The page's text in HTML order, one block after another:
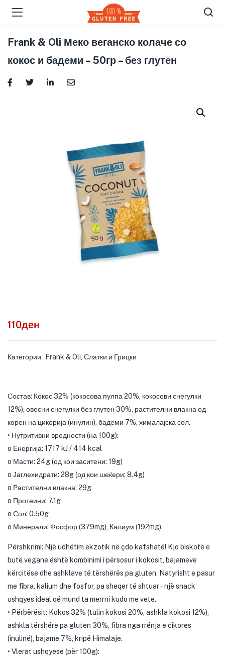
Frank & Oli Меко веганско колаче со
кокос и бадеми – 50гр – без глутен
110ден
Категории Frank & Oli Слатки и Грицки
Состав: Кокос 32% (кокосова пулпа 20%, кокосови снегулки
12%), овесни снегулки без глутен 30%, растителни влакна од
корен на цикорија (инулин), бадеми 7%, хималајска сол.
• Нутритивни вредности (на 100g):
o Енергија: 1717 kJ / 414 kcal
o Масти: 24g (од кои заситени: 19g)
o Јаглехидрати: 28g (од кои шеќери: 8.4g)
o Растителни влакна: 29g
o Протеини: 7.1g
o Сол: 0.50g
o Минерали: Фосфор (379mg), Калиум (192mg).
Përshkrimi: Një udhëtim ekzotik në çdo kafshatë! Kjo biskotë e
butë vegane është kombinimi i përsosur i kokosit, bajameve
kërcitëse dhe ashklave të tërshërës pa gluten. Natyrisht e pasur
me fibra, kalium dhe fosfor, pa sheqer të shtuar – një snack
ushqyes ideal që mund ta merrni kudo me vete.
• Përbërësit: Kokos 32% (tulin kokosi 20%, ashkla kokosi 12%),
ashkla tërshëre pa gluten 30%, fibra nga rrënja e cikores
(inulinë), bajame 7%, kripë Himalaje.
• Vlerat ushqyese (për 100g):